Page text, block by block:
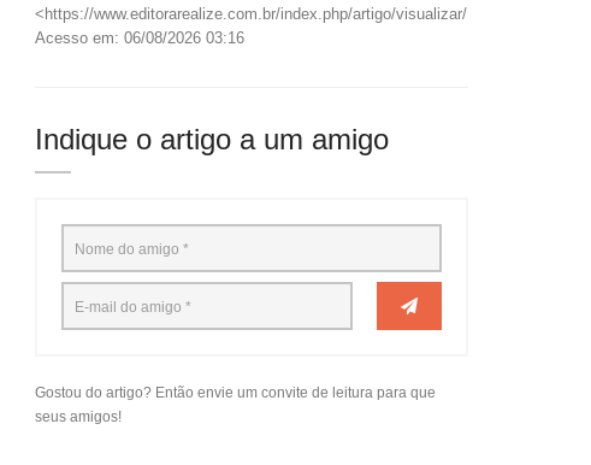
<https://www.editorarealize.com.br/index.php/artigo/visualizar/15135>.
Acesso em: 06/08/2026 03:16
Indique o artigo a um amigo
Gostou do artigo? Então envie um convite de leitura para que
seus amigos!